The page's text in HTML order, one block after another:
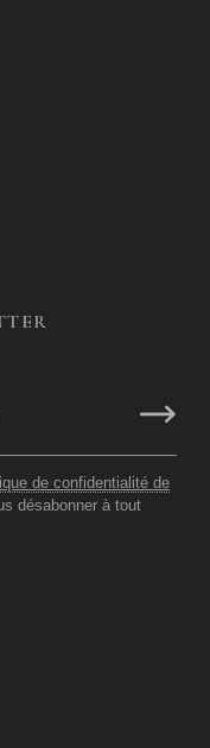
de confidentialité de
désabonner à tout